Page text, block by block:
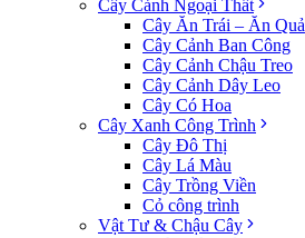
Cây Cảnh Ngoại Thất
Cây Ăn Trái – Ăn Quả
Cây Cảnh Ban Công
Cây Cảnh Chậu Treo
Cây Cảnh Dây Leo
Cây Có Hoa
Cây Xanh Công Trình
Cây Đô Thị
Cây Lá Màu
Cây Trồng Viền
Cỏ công trình
Vật Tư & Chậu Cây